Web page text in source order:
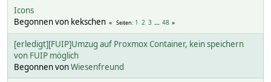
Icons
Begonnen von kekschen
Seiten 1 2 3 ... 48
[erledigt][FUIP]Umzug auf Proxmox Container, kein speichern
von FUIP möglich
Begonnen vonWiesenfreund